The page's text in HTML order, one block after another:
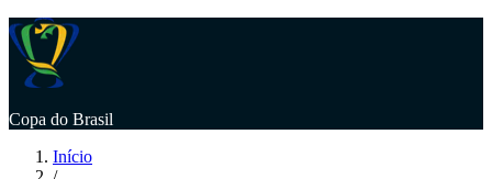
Copa do Brasil
Início